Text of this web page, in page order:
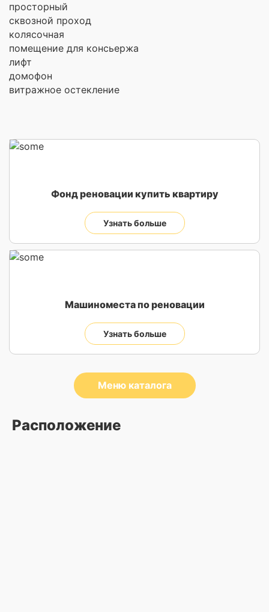
просторный
сквозной проход
колясочная
помещение для консьержа
лифт
домофон
витражное остекление
Фонд реновации купить квартиру
Узнать больше
Машиноместа по реновации
Узнать больше
Меню каталога
Расположение